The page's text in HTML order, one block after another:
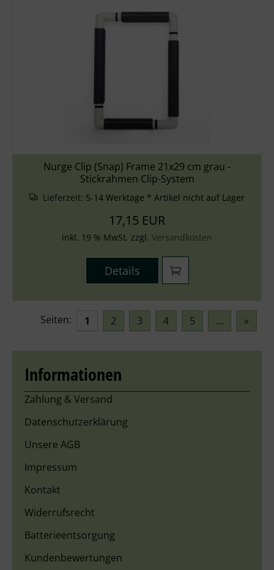
Nurge Clip (Snap) Frame 21x29 cm grau -
Stickrahmen Clip-System
Lieferzeit: 5-14 Werktage * Artikel nicht auf Lager
17,15 EUR
inkl. 19 % MwSt. zzgl. Versandkosten
Details
Seiten: 1 2 3 4 5 ... »
Informationen
Zahlung & Versand
Datenschutzerklärung
Unsere AGB
Impressum
Kontakt
Widerrufsrecht
Batterieentsorgung
Kundenbewertungen